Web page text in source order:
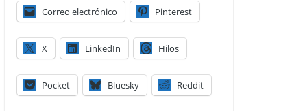
Correo electrónico Pinterest
X LinkedIn Hilos
Pocket Bluesky Reddit